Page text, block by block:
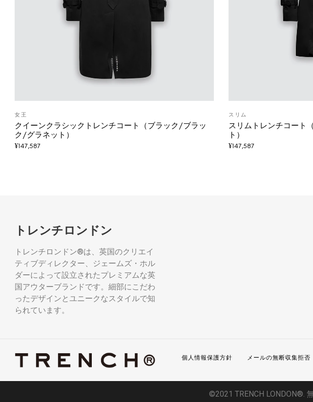
女王
クイーンクラシックトレンチコート（ブラック/ブラッ
ク/グラネット）
¥147,587
スリム
スリムトレンチコート
ト）
¥147,587
トレンチロンドン
トレンチロンドン®は、英国のクリエイ
ティブディレクター、ジェームズ・ホル
ダーによって設立されたプレミアムな英
国アウターブランドです。細部にこだわ
ったデザインとユニークなスタイルで知
られています。
個人情報保護方針 メールの無断収集拒否
©2021 TRENCH LONDON®.